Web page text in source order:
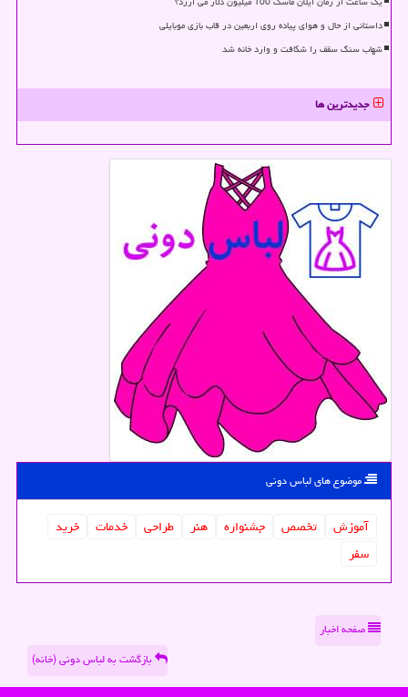
داستانی از حال و هوای پیاده روی اربعین در قاب بازی موبایلی
شهاب سنگ سقف را شکافت و وارد خانه شد
جدیدترین ها
موضوع های لباس دونی
آموزش تخصص جشنواره هنر طراحی خدمات
خرید
سفر
صفحه اخبار
بازگشت به لباس دونی (خانه)